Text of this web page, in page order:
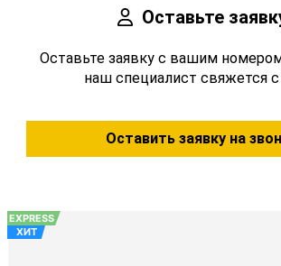
Оставьте
Оставьте заявку с вашим
наш специалист свяжется
Оставить заявку на
EXPRESS
ХИТ